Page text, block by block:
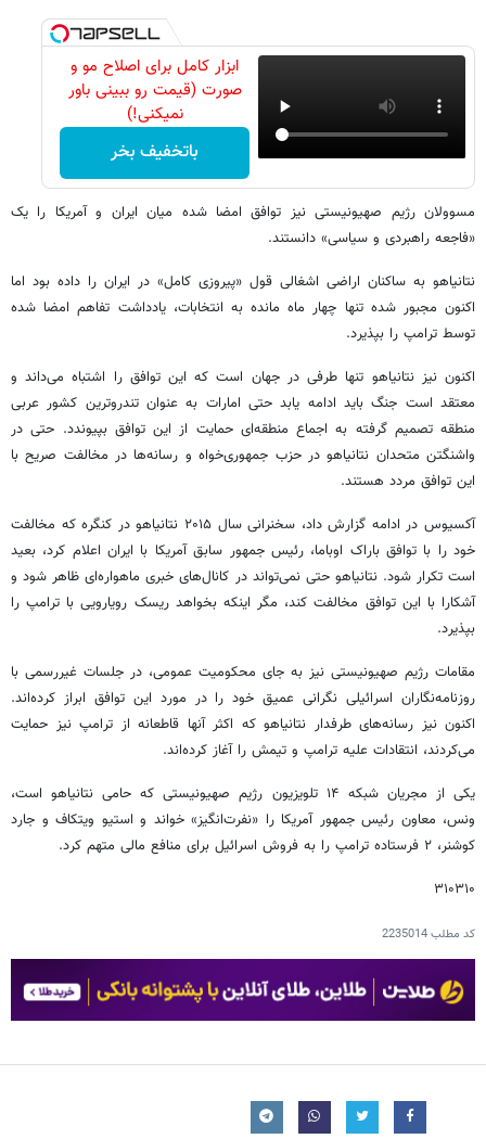
ابزار کامل برای اصلاح مو و
صورت (قیمت رو ببینی باور
نمیکنی!)
باتخفیف بخر
مسوولان رژیم صهیونیستی نیز توافق امضا شده میان ایران و آمریکا را یک
«فاجعه راهبردی و سیاسی» دانستند.
نتانیاهو به ساکنان اراضی اشغالی قول «پیروزی کامل» در ایران را داده بود اما
اکنون مجبور شده تنها چهار ماه مانده به انتخابات، یادداشت تفاهم امضا شده
توسط ترامپ را بپذیرد.
اکنون نیز نتانیاهو تنها طرفی در جهان است که این توافق را اشتباه می‌داند و
معتقد است جنگ باید ادامه یابد حتی امارات به عنوان تندروترین کشور عربی
منطقه تصمیم گرفته به اجماع منطقه‌ای حمایت از این توافق بپیوندد. حتی در
واشنگتن متحدان نتانیاهو در حزب جمهوری‌خواه و رسانه‌ها در مخالفت صریح با
این توافق مردد هستند.
آکسیوس در ادامه گزارش داد، سخنرانی سال ۲۰۱۵ نتانیاهو در کنگره که مخالفت
خود را با توافق باراک اوباما، رئیس جمهور سابق آمریکا با ایران اعلام کرد، بعید
است تکرار شود. نتانیاهو حتی نمی‌تواند در کانال‌های خبری ماهواره‌ای ظاهر شود و
آشکارا با این توافق مخالفت کند، مگر اینکه بخواهد ریسک رویارویی با ترامپ را
بپذیرد.
مقامات رژیم صهیونیستی نیز به جای محکومیت عمومی، در جلسات غیررسمی با
روزنامه‌نگاران اسرائیلی نگرانی عمیق خود را در مورد این توافق ابراز کرده‌اند.
اکنون نیز رسانه‌های طرفدار نتانیاهو که اکثر آنها قاطعانه از ترامپ نیز حمایت
می‌کردند، انتقادات علیه ترامپ و تیمش را آغاز کرده‌اند.
یکی از مجریان شبکه ۱۴ تلویزیون رژیم صهیونیستی که حامی نتانیاهو است،
ونس، معاون رئیس جمهور آمریکا را «نفرت‌انگیز» خواند و استیو ویتکاف و جارد
کوشنر، ۲ فرستاده ترامپ را به فروش اسرائیل برای منافع مالی متهم کرد.
۳۱۰۳۱۰
کد مطلب2235014